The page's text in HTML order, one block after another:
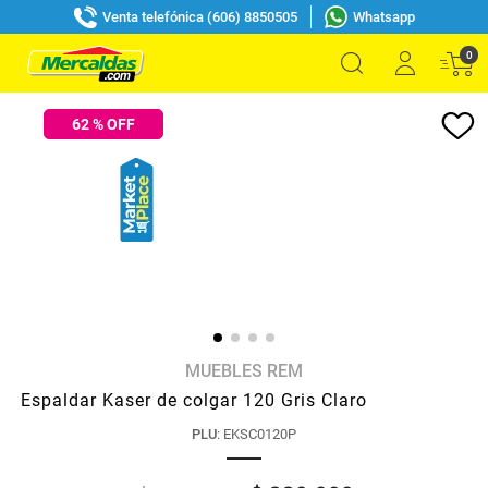
Venta telefónica (606) 8850505 Whatsapp
0
62% OFF
MUEBLES REM
Espaldar Kaser de colgar 120 Gris Claro
PLU: EKSC0120P